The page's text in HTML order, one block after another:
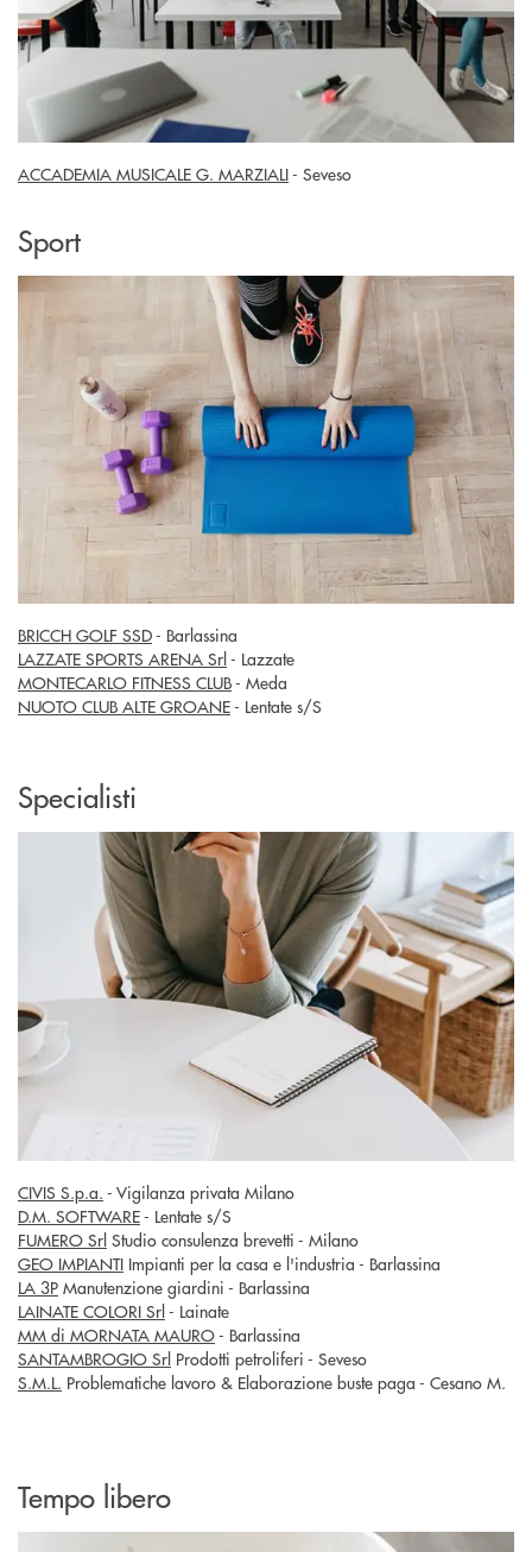
ACCADEMIA MUSICALE G. MARZIALI- Seveso
Sport
BRICCH GOLF SSD- Barlassina
LAZZATE SPORTS ARENA Srl- Lazzate
MONTECARLO FITNESS CLUB- Meda
NUOTO CLUB ALTE GROANE- Lentate s/S
Specialisti
CIVIS S.p.a. - Vigilanza privata Milano
D.M. SOFTWARE- Lentate s/S
FUMERO Srl Studio consulenza brevetti - Milano
GEO IMPIANTI Impianti per la casa e l'industria - Barlassina
LA 3P Manutenzione giardini - Barlassina
LAINATE COLORI Srl- Lainate
MM di MORNATA MAURO- Barlassina
SANTAMBROGIO Srl Prodotti petroliferi - Seveso
S.M.L. Problematiche lavoro & Elaborazione buste paga - Cesano M.
Tempo libero